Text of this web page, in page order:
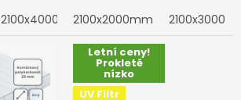
2100x4000mm 2100x5000mm
2100x2000mm
Letní ceny!
Prokletě
nízko
UV Filtr